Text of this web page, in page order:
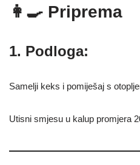
👩‍🍳 Priprema
1. Podloga:
Samelji keks i pomiješaj s
Utisni smjesu u kalup promjera